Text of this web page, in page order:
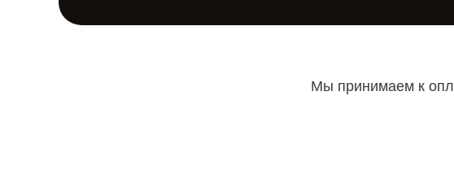
Мы принимаем к